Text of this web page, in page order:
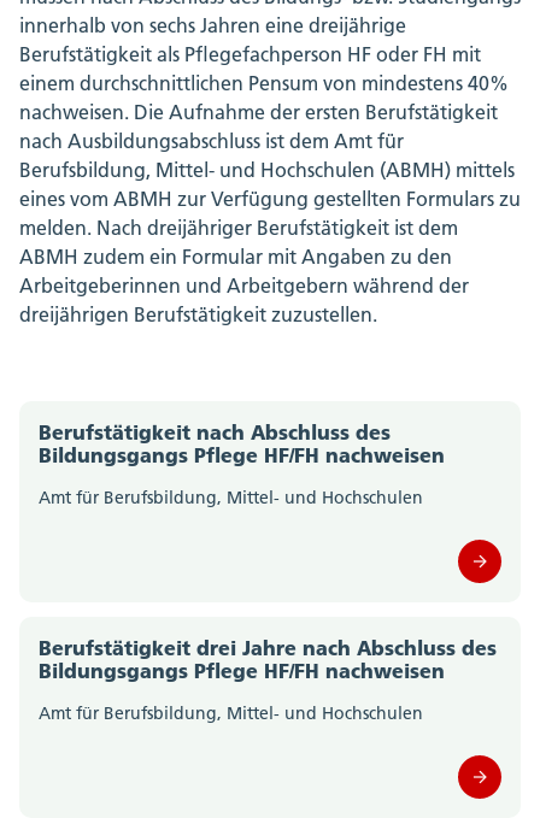
innerhalb von sechs Jahren eine dreijährige
Berufstätigkeit als Pflegefachperson HF oder FH mit
einem durchschnittlichen Pensum von mindestens 40%
nachweisen. Die Aufnahme der ersten Berufstätigkeit
nach Ausbildungsabschluss ist dem Amt für
Berufsbildung, Mittel- und Hochschulen (ABMH) mittels
eines vom ABMH zur Verfügung gestellten Formulars zu
melden. Nach dreijähriger Berufstätigkeit ist dem
ABMH zudem ein Formular mit Angaben zu den
Arbeitgeberinnen und Arbeitgebern während der
dreijährigen Berufstätigkeit zuzustellen.
Berufstätigkeit nach Abschluss des
Bildungsgangs Pflege HF/FH nachweisen
Amt für Berufsbildung, Mittel- und Hochschulen
Berufstätigkeit drei Jahre nach Abschluss des
Bildungsgangs Pflege HF/FH nachweisen
Amt für Berufsbildung, Mittel- und Hochschulen